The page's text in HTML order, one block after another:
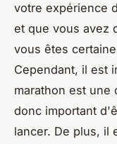
votre expérience
et que vous avez
vous êtes
Cependant, il est
marathon est
donc important
lancer. De plus, il